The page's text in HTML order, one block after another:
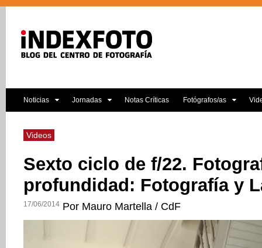
Noticias Jornadas Notas Críticas Fotógrafos/as
Videos
Sexto ciclo de f/22.
profundidad: Fotografía y
17/06/2014 Por Mauro Martella / CdF